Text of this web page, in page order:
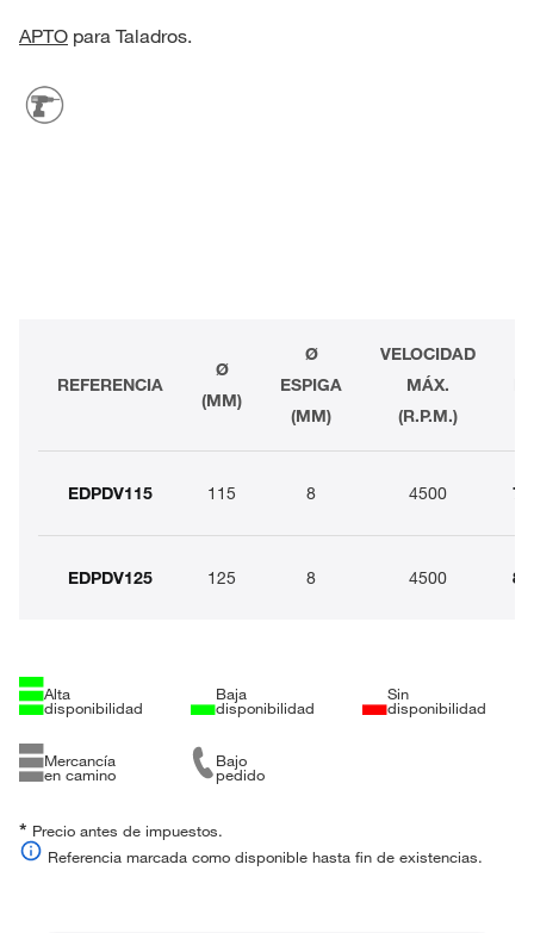
APTO para Taladros.
REFERENCIA
Ø
(MM)
Ø
ESPIGA
(MM)
VELOCIDAD
MÁX.
(R.P.M.)
EDPDV115 115 8 4500
EDPDV125 125 8 4500
Alta
disponibilidad
Baja
disponibilidad
Sin
disponibilidad
Mercancía
en camino
Bajo
pedido
* Precio antes de impuestos.
Referencia marcada como disponible hasta fin de existencias.